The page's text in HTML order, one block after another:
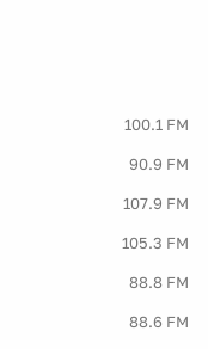
100.1 FM
90.9 FM
107.9 FM
105.3 FM
88.8 FM
88.6 FM